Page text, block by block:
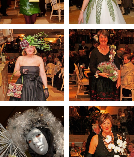
244_l Limbourg –
Envol
245_l Leuven –
Latino
251_l Marche –
Masques de Venise
252_l Dendermonde
– The Lady in Black